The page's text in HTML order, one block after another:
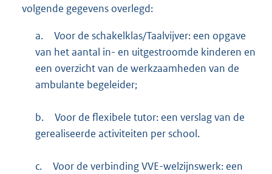
volgende gegevens overlegd:
a.
Voor de schakelklas/Taalvijver: een opgave
van het aantal in- en uitgestroomde kinderen en
een overzicht van de werkzaamheden van de
ambulante begeleider;
b.
Voor de flexibele tutor: een verslag van de
gerealiseerde activiteiten per school.
c.
Voor de verbinding VVE-welzijnswerk: een